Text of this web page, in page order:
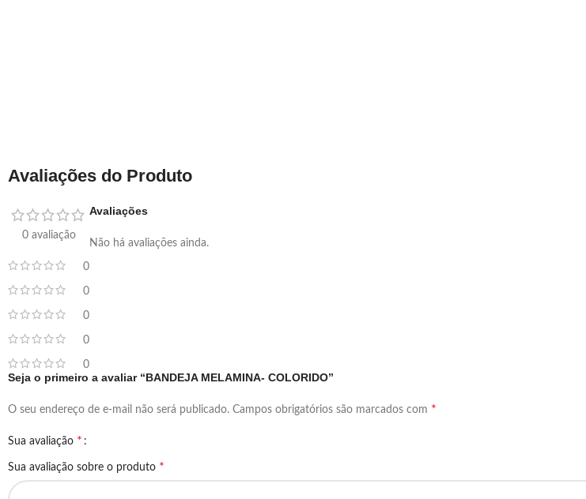
Avaliações do Produto
0 avaliação
0
0
0
0
0
Avaliações
Não há avaliações ainda.
Seja o primeiro a avaliar “BANDEJA MELAMINA- COLORIDO”
O seu endereço de e-mail não será publicado. Campos obrigatórios são marcados com *
Sua avaliação *
Sua avaliação sobre o produto *